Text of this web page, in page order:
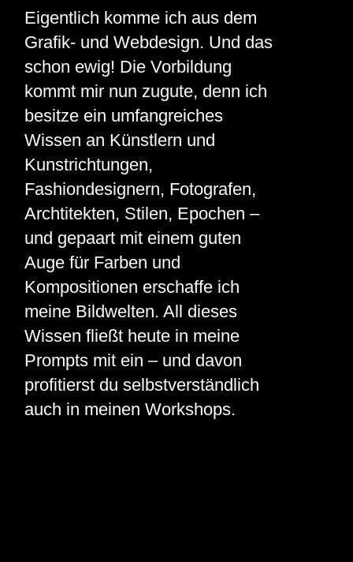
Eigentlich komme ich aus dem
Grafik- und Webdesign. Und das
schon ewig! Die Vorbildung
kommt mir nun zugute, denn ich
besitze ein umfangreiches
Wissen an Künstlern und
Kunstrichtungen,
Fashiondesignern, Fotografen,
Archtitekten, Stilen, Epochen –
und gepaart mit einem guten
Auge für Farben und
Kompositionen erschaffe ich
meine Bildwelten. All dieses
Wissen fließt heute in meine
Prompts mit ein – und davon
profitierst du selbstverständlich
auch in meinen Workshops.